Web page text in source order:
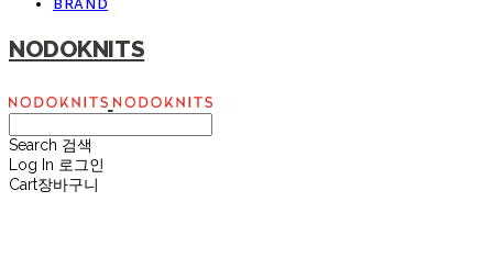
BRAND
NODOKNITS
Search 검색
Log In 로그인
Cart장바구니